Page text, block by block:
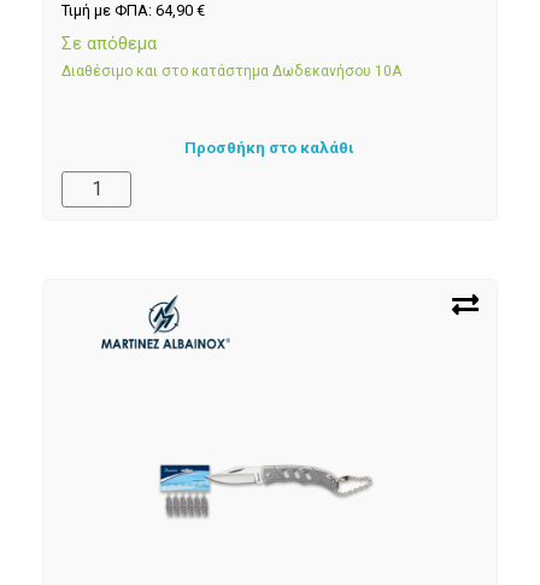
Τιμή με ΦΠΑ: 64,90 €
Σε απόθεμα
Διαθέσιμο και στο κατάστημα Δωδεκανήσου 10Α
Προσθήκη στο καλάθι